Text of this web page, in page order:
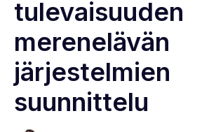
tulevaisuuden
merenelävän
järjestelmien
suunnittelu